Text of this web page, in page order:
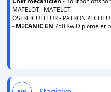
MATELOT - MATELOT
OSTREICULTEUR - PATRON
- MECANICIEN 750 Kw Diplômé et